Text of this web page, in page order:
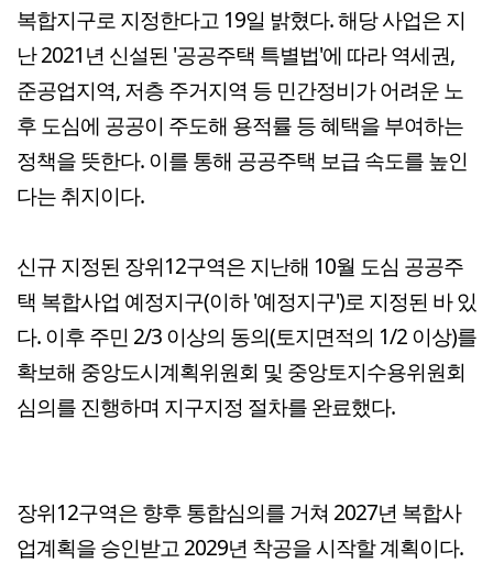
복합지구로 지정한다고 19일 밝혔다. 해당 사업은 지
난 2021년 신설된 '공공주택 특별법'에 따라 역세권,
준공업지역, 저층 주거지역 등 민간정비가 어려운 노
후 도심에 공공이 주도해 용적률 등 혜택을 부여하는
정책을 뜻한다. 이를 통해 공공주택 보급 속도를 높인
다는 취지이다.
신규 지정된 장위12구역은 지난해 10월 도심 공공주
택 복합사업 예정지구(이하 '예정지구')로 지정된 바 있
다. 이후 주민 2/3 이상의 동의(토지면적의 1/2 이상)를
확보해 중앙도시계획위원회 및 중앙토지수용위원회
심의를 진행하며 지구지정 절차를 완료했다.
장위12구역은 향후 통합심의를 거쳐 2027년 복합사
업계획을 승인받고 2029년 착공을 시작할 계획이다.